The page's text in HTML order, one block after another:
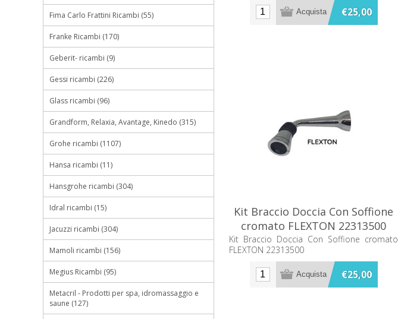
€25,00
Kit Braccio Doccia Con Soffione
cromato FLEXTON 22313500
Kit Braccio Doccia Con Soffione cromato
FLEXTON 22313500
€25,00
Fima Carlo Frattini Ricambi (55)
Franke Ricambi (170)
Geberit- ricambi (9)
Gessi ricambi (226)
Glass ricambi (96)
Grandform, Relaxia, Avantage, Kinedo (315)
Grohe ricambi (1107)
Hansa ricambi (11)
Hansgrohe ricambi (304)
Idral ricambi (15)
Jacuzzi ricambi (304)
Mamoli ricambi (156)
Megius Ricambi (95)
Metacril - Prodotti per spa, idromassaggio e
saune (127)